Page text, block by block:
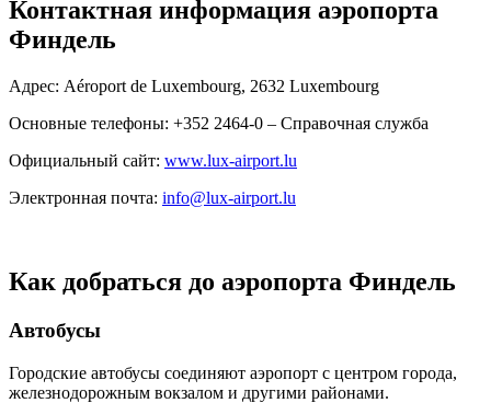
Контактная информация аэропорта
Финдель
Адрес: Aéroport de Luxembourg, 2632 Luxembourg
Основные телефоны: +352 2464-0 – Справочная служба
Официальный сайт: www.lux-airport.lu
Электронная почта: info@lux-airport.lu
Как добраться до аэропорта Финдель
Автобусы
Городские автобусы соединяют аэропорт с центром города,
железнодорожным вокзалом и другими районами.